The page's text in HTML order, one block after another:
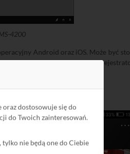
oraz dostosowuje się do
do Twoich zainteresowań.
tylko nie będą one do Ciebie
4200
Android oraz iOS. Może być
nagrań zapisanych na